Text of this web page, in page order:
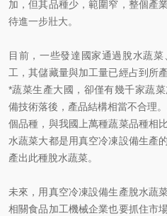
加，但其品種少，範圍窄，整個產
待進一步壯大。
目前，一些發達國家通過脫水蔬
工，其儲藏量與加工量已經占到所
*蔬菜生產大國，卻僅有幾千家蔬
備技術落後，產品結構相當不合理
個品種，與我國上萬種蔬菜品種相
水蔬菜大都是用真空冷凍設備生產
產出此種脫水蔬菜。
未來，用真空冷凍設備生產脫水蔬
相關食品加工機械企業也要抓住市